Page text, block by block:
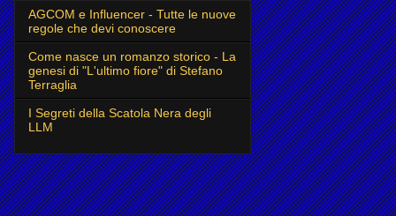
AGCOM e Influencer - Tutte le nuove
regole che devi conoscere
Come nasce un romanzo storico - La
genesi di "L'ultimo fiore" di Stefano
Terraglia
I Segreti della Scatola Nera degli
LLM